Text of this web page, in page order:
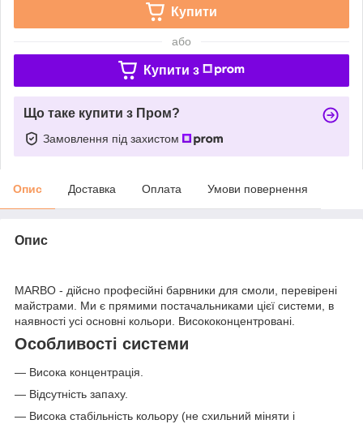
Купити
або
Купити з
Що таке купити з Пром?
Замовлення під захистом
Опис Доставка Оплата Умови повернення
Опис
MARBO - дійсно професійні барвники для смоли, перевірені
майстрами. Ми є прямими постачальниками цієї системи, в
наявності усі основні кольори. Висококонцентровані.
Особливості системи
— Висока концентрація.
— Відсутність запаху.
— Висока стабільність кольору (не схильний міняти і